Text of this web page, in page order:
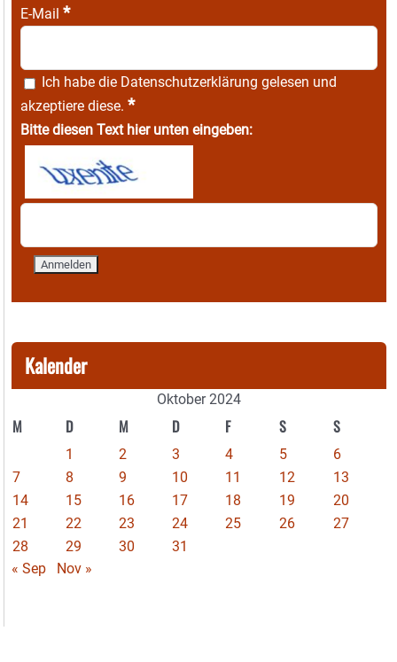
E-Mail *
Ich habe die Datenschutzerklärung gelesen und
akzeptiere diese. *
Bitte diesen Text hier unten eingeben:
Kalender
Oktober 2024
M D M D F S S
1 2 3 4 5
6
7
8 9 10 11 12
13
14
15 16 17 18 19
20
21
22 23 24 25 26
27
28
29 30
31
« Sep
Nov »